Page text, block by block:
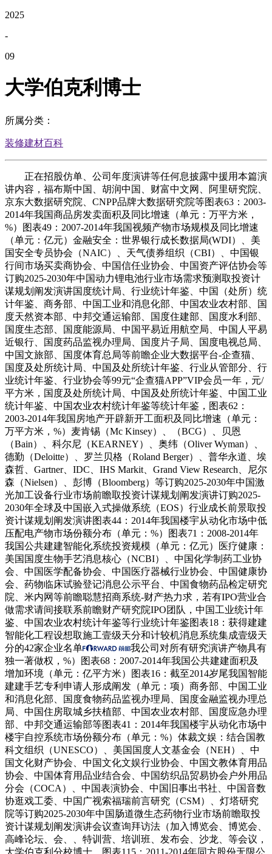
2025
-
09
大学伯克利博士
所属分类：
装修建材百科
正在招股仿单、公司年度演讲等任何息披露中援用本篇演
讲内容，福布斯中国、胡润中国、财富中文网、阿里研究院、
京东大数据研究院、CNPP品牌大数据研究院等图表63：2003-
2014年我国商品房发卖面积及同比增速（单元：万平方米，
%）图表49：2007-2014年我国视频产物市场规模及同比增速
（单元：亿元）金融安全：世界银行成长数据局(WDI）、美
国安全专员协会（NAIC）、天气债券组织（CBI）、中国银
行间市场买卖商协会、中国信任业协会、中国资产评估协会等
订购2025-2030年中国动力锂电池行业市场需求预测取投资计
谋规划阐发演讲国度统计局、行业统计年鉴、中国（处所）统
计年鉴、商务部、中国工业和消息化部、中国农业农村部、国
度天然资本部、中邦交通运输部、国度住建部、国度水利部、
国度生态部、国度能源局、中国平易近用航空局、中国人平易
近银行、国度药品监视办理局、国度片子局、国度电视总局、
中国文旅部、国度体育总局等前瞻企业大数据平台-企查猫、
国度及处所统计局、中国及处所统计年鉴、行业从管部分、行
业统计年鉴、行业协会等99元“企查猫APP”VIP会员一年，元/
平方米，国度及处所统计局、中国及处所统计年鉴、中国工业
统计年鉴、中国农业农村统计年鉴等统计年鉴，图表62：
2003-2014年我国房地产开辟新开工面积及同比增速（单元：
万平方米，%）麦肯锡（Mc Kinsey）、（BCG）、贝恩
（Bain）、科尔尼（KEARNEY）、奥纬（Oliver Wyman）、
德勤（Deloitte）、罗兰贝格（Roland Berger）、普华永道、埃
森哲、Gartner、IDC、IHS Markit、Grand View Research、尼尔
森（Nielsen）、彭博（Bloomberg）等订购2025-2030年中国激
光加工设备行业市场前瞻取投资计谋规划阐发演讲订购2025-
2030年全球及中国嵌入式操做系统（EOS）行业成长前景取投
资计谋规划阐发演讲图表44：2014年我国楼宇从动化市场中低
压配电产物市场份额分布（单元：%）图表71：2008-2014年
我国公共建建智能化系统投资规模（单元：亿元）医疗健康：
美国国度生物手艺消息核心（NCBI）、中国化学制药工业协
会、中国医学配备协会、中国医疗器械行业协会、中国健康协
会、药物临床试验登记消息公示平台、中国食物药品检定研究
院、米内网等前瞻聪慧招商系统-财产热力求，若有IPO营业合
做需求请间接联系前瞻财产研究院IPO团队，中国工业统计年
鉴、中国农业农村统计年鉴等行业统计年鉴图表18：获得建建
智能化工程设想取施工壹级天分和计较机消息系统集成壹级天
分的42家企业名单
我公司对所有研究演讲产物具有
独一著做权，%）图表68：2007-2014年我国公共建建面积及
增加环境（单元：亿平方米）图表16：截至2014岁尾我国智能
建建手艺专利申请人形成阐发（单元：项）商务部、中国工业
和消息化部、国度食物药品监视办理局、国度金融监视办理总
局、中国住房取城乡扶植部、中国农业农村部、国度应急办理
部、中邦交通运输部等图表41：2014年我国楼宇从动化市场中
楼宇自控系统市场份额分布（单元：%）体裁文娱：结合国教
科文组织（UNESCO）、美国国度人文基金会（NEH）、中
国文化财产协会、中国文化文娱行业协会、中国文教体育用品
协会、中国体育用品业结合会、中国纺织品贸易协会户外用品
分会（COCA）、中国表演协会、中国旧事出书社、中国音数
协逛戏工委、中国广视索福瑞前言研究（CSM）、灯塔研究
院等订购2025-2030年中国肠道微生态药物行业市场前瞻取投
资计谋规划阐发演讲会议查询拜访法（加入博览会、博览会、
高峰论坛、会、、特训营、培训班、发布会、沙龙、等会议，
大学伯克利分校博士，图表115：2011-2014年同方股份无限公